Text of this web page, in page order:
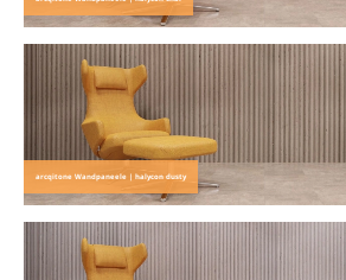
arcqitone Wandpaneele | halycon dusty